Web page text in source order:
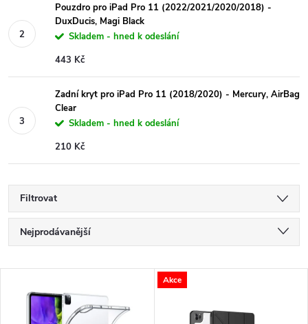
Pouzdro pro iPad Pro 11 (2022/2021/2020/2018) -
DuxDucis, Magi Black
Skladem - hned k odeslání
443 Kč
Zadní kryt pro iPad Pro 11 (2018/2020) - Mercury, AirBag
Clear
Skladem - hned k odeslání
210 Kč
Filtrovat
Ř
a
Nejprodávanější
Abecedně
Akce